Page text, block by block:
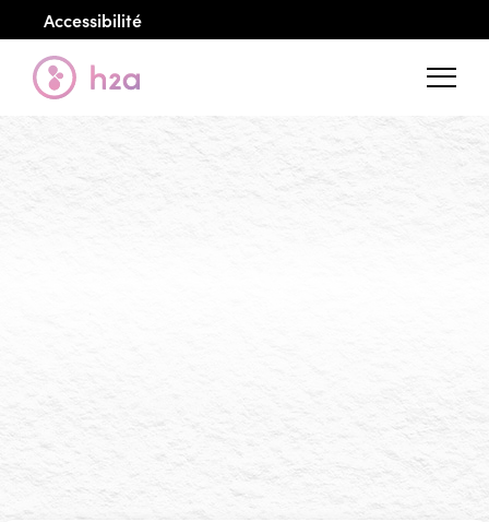
Accessibilité
Menu
Découvrez nos